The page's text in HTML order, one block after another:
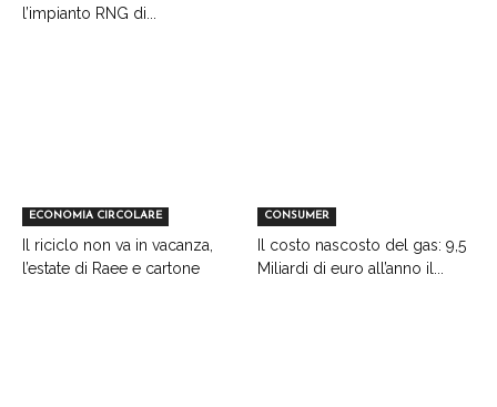
l’impianto RNG di...
ECONOMIA CIRCOLARE
Il riciclo non va in vacanza,
l’estate di Raee e cartone
CONSUMER
Il costo nascosto del gas: 9,5
Miliardi di euro all’anno il...